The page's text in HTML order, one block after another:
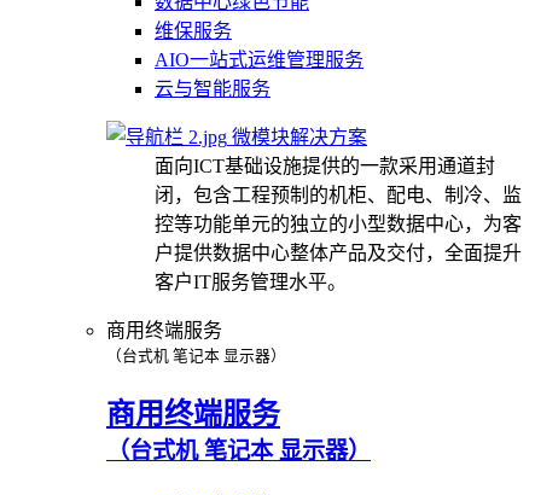
维保服务
AIO一站式运维管理服务
云与智能服务
微模块解决方案
面向ICT基础设施提供的一款采用通道封
闭，包含工程预制的机柜、配电、制冷、监
控等功能单元的独立的小型数据中心，为客
户提供数据中心整体产品及交付，全面提升
客户IT服务管理水平。
商用终端服务
（台式机 笔记本 显示器）
商用终端服务
（台式机 笔记本 显示器）